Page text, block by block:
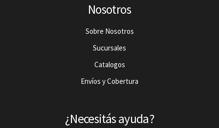
Nosotros
Sobre Nosotros
Sucursales
Catalogos
Envíos y Cobertura
¿Necesitás ayuda?